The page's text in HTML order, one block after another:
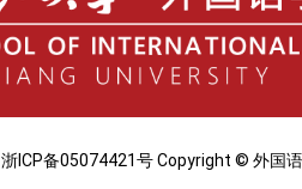
浙ICP备05074421号 Copyright © 外国